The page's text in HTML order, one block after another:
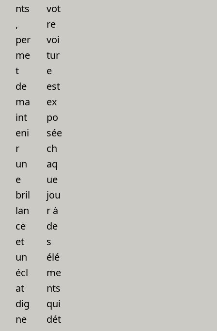
nts
,
per
me
t
de
ma
int
eni
r
un
e
bril
lan
ce
et
un
écl
at
dig
ne
vot
re
voi
tur
e
est
ex
po
sée
ch
aq
ue
jou
r à
de
s
élé
me
nts
qui
dét